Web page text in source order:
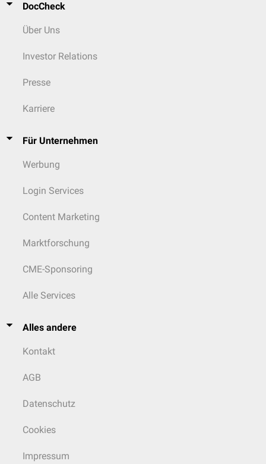
DocCheck
Über Uns
Investor Relations
Presse
Karriere
Für Unternehmen
Werbung
Login Services
Content Marketing
Marktforschung
CME-Sponsoring
Alle Services
Alles andere
Kontakt
AGB
Datenschutz
Cookies
Impressum